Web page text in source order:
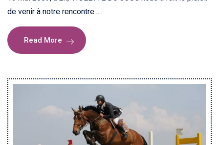
de venir à notre rencontre.…
Read More